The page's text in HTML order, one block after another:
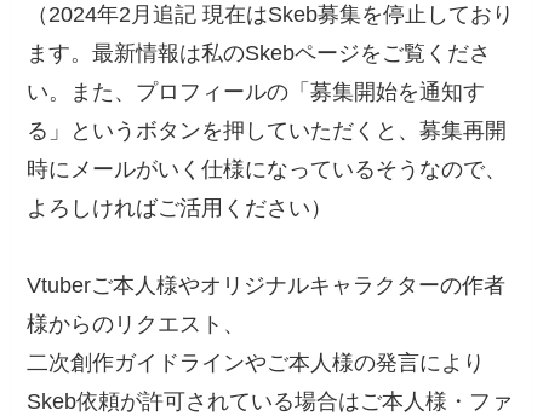
（2024年2月追記 現在はSkeb募集を停止しており
ます。最新情報は私のSkebページをご覧くださ
い。また、プロフィールの「募集開始を通知す
る」というボタンを押していただくと、募集再開
時にメールがいく仕様になっているそうなので、
よろしければご活用ください）
Vtuberご本人様やオリジナルキャラクターの作者
様からのリクエスト、
二次創作ガイドラインやご本人様の発言により
Skeb依頼が許可されている場合はご本人様・ファ